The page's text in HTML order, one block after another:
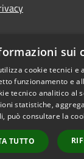
accessibilitàsui
cookie tecnici
funzionamento e
tecnico analitico al
statistiche,
può consultare la
TUTTO